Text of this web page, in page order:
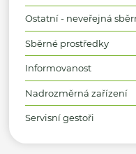
Ostatní - neveřejná
Sběrné prostředky
Informovanost
Nadrozměrná zařízení
Servisní gestoři